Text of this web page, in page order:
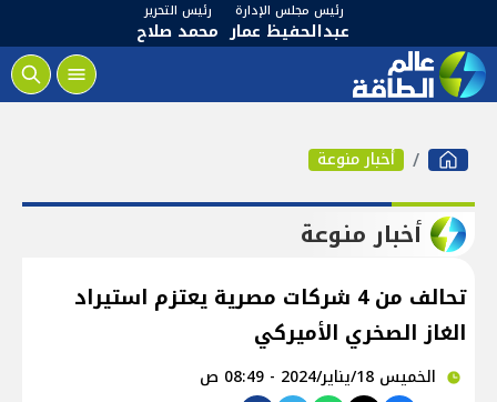
رئيس مجلس الإدارة
عبدالحفيظ عمار
رئيس التحرير
محمد صلاح
أخبار منوعة
أخبار منوعة
تحالف من 4 شركات مصرية يعتزم استيراد
الغاز الصخري الأميركي
الخميس 18/يناير/2024 - 08:49 ص